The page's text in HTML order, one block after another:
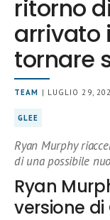
ritorno
arrivato
tornare
TEAM | LUGLIO 29,
GLEE
Ryan Murphy
di una possibile
Ryan
versione di